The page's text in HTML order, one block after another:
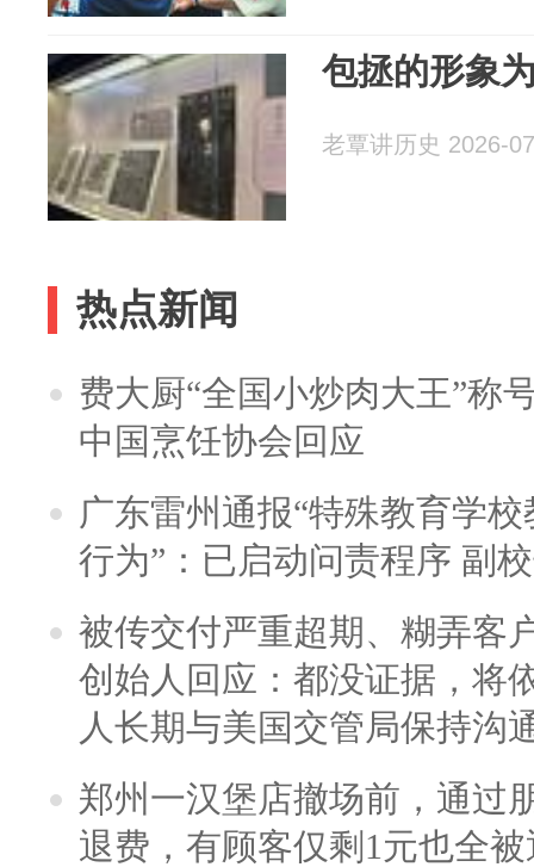
包拯的形象
老覃讲历史 2026-
热点新闻
费大厨“全国小炒肉大王”称
中国烹饪协会回应
广东雷州通报“特殊教育学
行为”：已启动问责程序 副
被传交付严重超期、糊弄客
创始人回应：都没证据，将
人长期与美国交管局保持沟
郑州一汉堡店撤场前，通过
退费，有顾客仅剩1元也全